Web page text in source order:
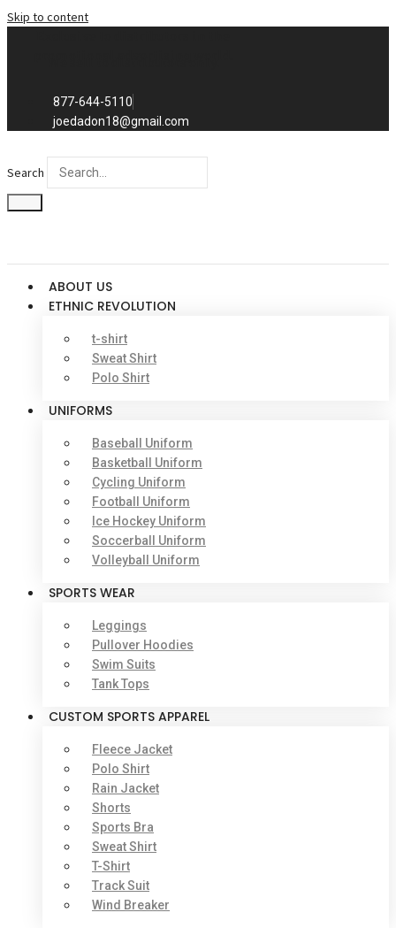
Skip to content
877-644-5110
joedadon18@gmail.com
Search
ABOUT US
ETHNIC REVOLUTION
t-shirt
Sweat Shirt
Polo Shirt
UNIFORMS
Baseball Uniform
Basketball Uniform
Cycling Uniform
Football Uniform
Ice Hockey Uniform
Soccerball Uniform
Volleyball Uniform
SPORTS WEAR
Leggings
Pullover Hoodies
Swim Suits
Tank Tops
CUSTOM SPORTS APPAREL
Fleece Jacket
Polo Shirt
Rain Jacket
Shorts
Sports Bra
Sweat Shirt
T-Shirt
Track Suit
Wind Breaker